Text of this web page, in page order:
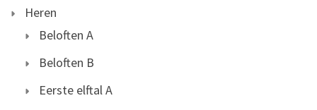
Heren
Beloften A
Beloften B
Eerste elftal A